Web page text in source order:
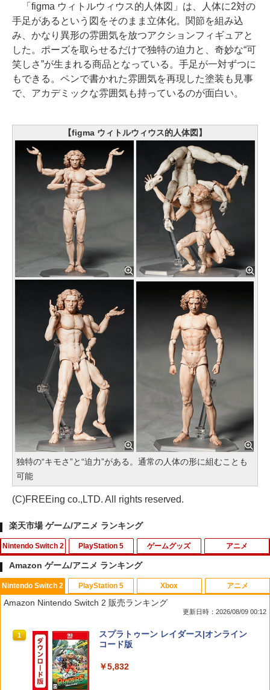
「figma ウィトルウィウス的人体図」は、人体に2対の
手足があるという図をそのまま立体化。関節を組み込
み、かなり異形の雰囲気を放つアクションフィギュアと
した。ポーズを取らせるだけで独特の迫力と、奇妙な“可
笑しさ”が生まれる商品となっている。手足が一対ずつに
もできる。ペンで書かれた雰囲気を再現した塗装も見事
で、アカデミックな雰囲気も持っているのが面白い。
【figma ウィトルウィウス的人体図】
独特の“キモさ”と“迫力”がある。通常の人体の形に組むことも
可能
(C)FREEing co.,LTD. All rights reserved.
楽天市場 ゲーム/アニメ ランキング
Nintendo Switch 2
1
【7週連続1位】inklink公式 Switch / Sw
itch2 コントローラー 最新モデル 最新フ
ァームウェア プロコン プロコン2 プロコ
h コントローラー ワイヤレスコントロー
ラー 連射機能 ワイヤレス switch2コン
PlayStation 5
1
CYBER ・ コントローラー充電ケーブル
Type-C to C （ PS5 用） 3m
￥1,188
ゲームグッズ
1 【中古】ゲーム&ワリオ
アニメ
1
【中古】 ウォーキング with ダイナソー
[レンタル落ち] [Blu-ray] [ブルーレイ]
￥84
Amazon ゲーム/アニメ ランキング
Nintendo Switch 2
Amazon Nintendo Switch 2 販売ランキング
更新日時：2026/08/09 00:12
1
スプラトゥーン レイダース|オンライン
コード版
￥5,832
PlayStation 5 Xbox アニメ